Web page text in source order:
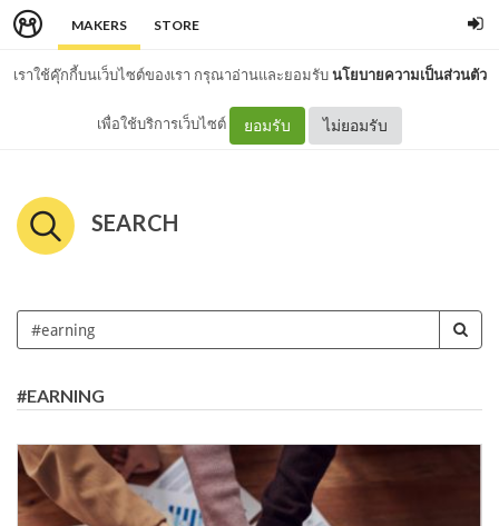
MAKERS STORE
เราใช้คุ๊กกี้บนเว็บไซต์ของเรา กรุณาอ่านและยอมรับนโยบายความเป็นส่วนตัว
เพื่อใช้บริการเว็บไซต์ ยอมรับ ไม่ยอมรับ
SEARCH
#EARNING